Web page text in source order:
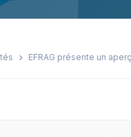
EFRAG présente un